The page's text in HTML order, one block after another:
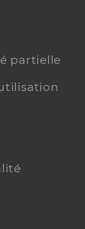
partielle